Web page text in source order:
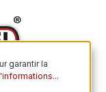
garantir la